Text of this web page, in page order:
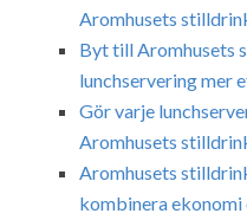
Aromhusets
Byt till Aromhusets
lunchservering mer
Gör varje
Aromhusets
Aromhusets
kombinera ekonomi